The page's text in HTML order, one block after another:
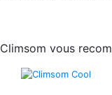
Climsom vous